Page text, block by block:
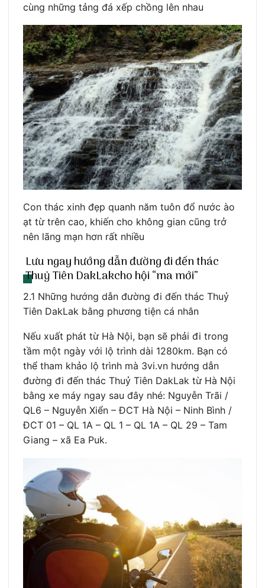
cùng những tảng đá xếp chồng lên nhau
Con thác xinh đẹp quanh năm tuôn đổ nước ào
ạt từ trên cao, khiến cho không gian cũng trở
nên lãng mạn hơn rất nhiều
Lưu ngay hướng dẫn đường đi đến thác
Thuỷ Tiên DakLakcho hội “ma mới”
2.1 Những hướng dẫn đường đi đến thác Thuỷ
Tiên DakLak bằng phương tiện cá nhân
Nếu xuất phát từ Hà Nội, bạn sẽ phải đi trong
tầm một ngày với lộ trình dài 1280km. Bạn có
thể tham khảo lộ trình mà 3vi.vn hướng dẫn
đường đi đến thác Thuỷ Tiên DakLak từ Hà Nội
bằng xe máy ngay sau đây nhé: Nguyễn Trãi /
QL6 – Nguyễn Xiển – ĐCT Hà Nội – Ninh Bình /
ĐCT 01 – QL 1A – QL 1 – QL 1A – QL 29 – Tam
Giang – xã Ea Puk.